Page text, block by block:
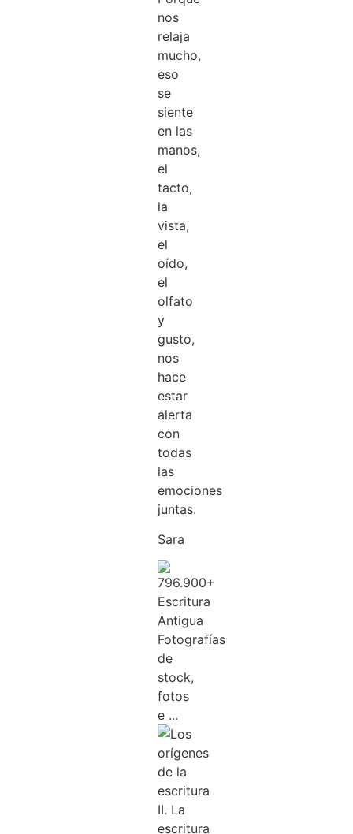
nos
relaja
mucho,
eso
se
siente
en las
manos,
el
tacto,
la
vista,
el
oído,
el
olfato
y
gusto,
nos
hace
estar
alerta
con
todas
las
emociones
juntas.
Sara